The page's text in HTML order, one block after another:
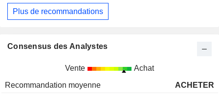
Plus de recommandations
Consensus des Analystes
Vente Achat
Recommandation moyenne
ACHETER